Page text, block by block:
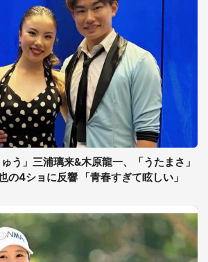
う」三浦璃来&木原龍一、「うたまさ」
の4ショに反響 「青春すぎて眩しい」